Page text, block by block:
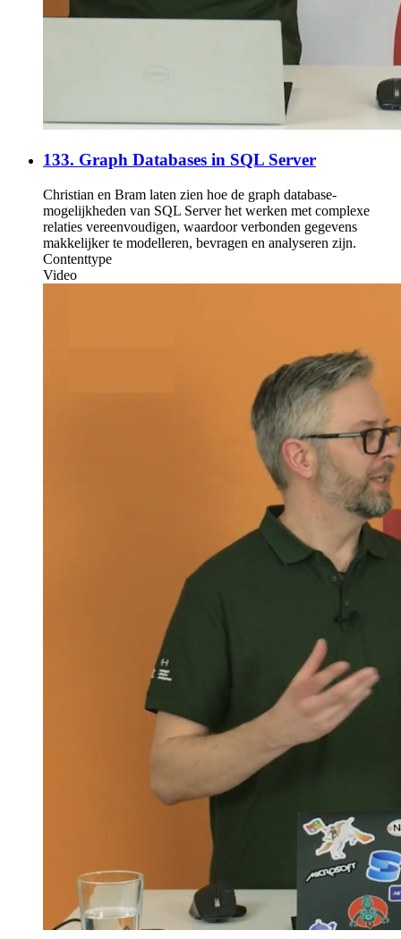
133. Graph Databases in SQL Server
Christian en Bram laten zien hoe de graph database-
mogelijkheden van SQL Server het werken met complexe
relaties vereenvoudigen, waardoor verbonden gegevens
makkelijker te modelleren, bevragen en analyseren zijn.
Contenttype
Video